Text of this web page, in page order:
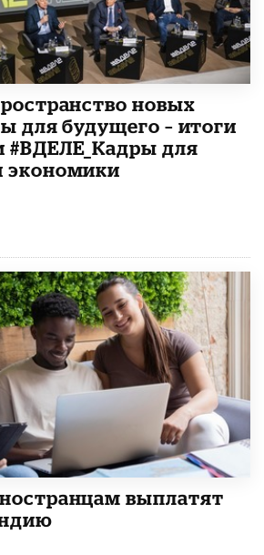
новых
для будущего – итоги
#ВДЕЛЕ_Кадры для
экономики
выплатят